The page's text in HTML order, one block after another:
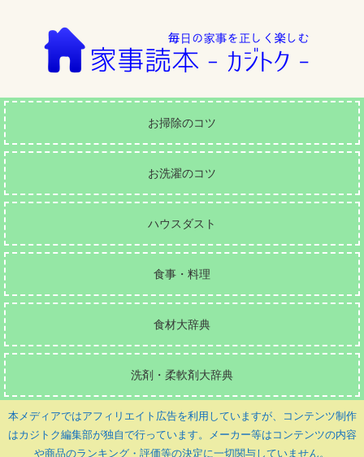
お掃除のコツ
お洗濯のコツ
ハウスダスト
食事・料理
食材大辞典
洗剤・柔軟剤大辞典
本メディアではアフィリエイト広告を利用していますが、コンテンツ制作
はカジトク編集部が独自で行っています。メーカー等はコンテンツの内容
や商品のランキング・評価等の決定に一切関与していません。